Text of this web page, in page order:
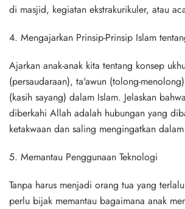
di masjid, kegiatan ekstrakurikuler, atau
4. Mengajarkan Prinsip-Prinsip Islam
Ajarkan anak-anak kita tentang konsep
(persaudaraan), ta'awun (tolong-
(kasih sayang) dalam Islam. Jelaskan
diberkahi Allah adalah hubungan yang
ketakwaan dan saling mengingatkan
5. Memantau Penggunaan Teknologi
Tanpa harus menjadi orang tua yang
perlu bijak memantau bagaimana anak